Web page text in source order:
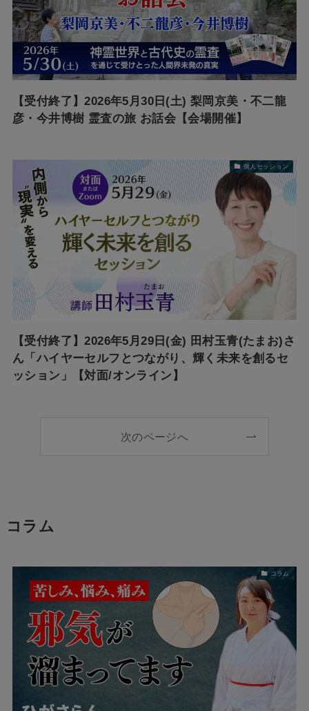
【受付終了】2026年5月30日(土) 梨岡京美・不二龍
彦・今井博樹 霊査の旅 お話会【会場開催】
個人セッション
【受付終了】2026年5月29日(金) 田村玉青(たまお)さ
ん「ハイヤーセルフとつながり、輝く未来を創るセ
ッション」【対面/オンライン】
次のページへ
コラム
コラム